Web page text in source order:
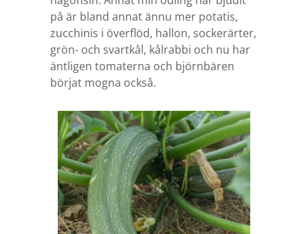
på är bland annat ännu mer potatis,
zucchinis i överflöd, hallon, sockerärter,
grön- och svartkål, kålrabbi och nu har
äntligen tomaterna och björnbären
börjat mogna också.